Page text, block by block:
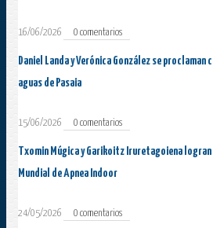
16/06/2026 0 comentarios
Daniel Landa y Verónica González se proclaman
aguas de Pasaia
15/06/2026 0 comentarios
Txomin Múgica y Garikoitz Iruretagoiena
Mundial de Apnea Indoor
24/05/2026 0 comentarios